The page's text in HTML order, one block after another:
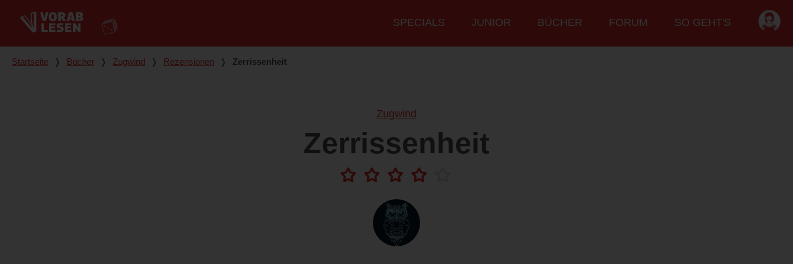
Hauptmenü
SPECIALS JUNIOR BÜCHER FORUM SO GEHT'S
Du bist hier
Startseite ❭ Bücher ❭ Zugwind ❭ Rezensionen ❭ Zerrissenheit
Zugwind
Zerrissenheit